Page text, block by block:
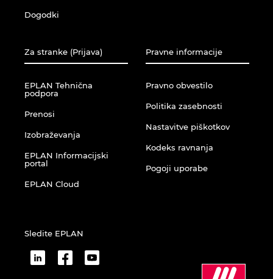
Dogodki
Za stranke (Prijava)
EPLAN Tehnična
podpora
Prenosi
Izobraževanja
EPLAN Informacijski
portal
EPLAN Cloud
Pravne informacije
Pravno obvestilo
Politika zasebnosti
Nastavitve piškotkov
Kodeks ravnanja
Pogoji uporabe
Sledite EPLAN